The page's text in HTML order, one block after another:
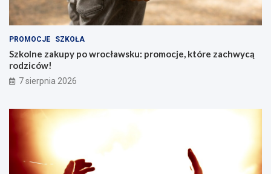
PROMOCJE SZKOŁA
Szkolne zakupy po wrocławsku: promocje, które zachwycą
rodziców!
7 sierpnia 2026